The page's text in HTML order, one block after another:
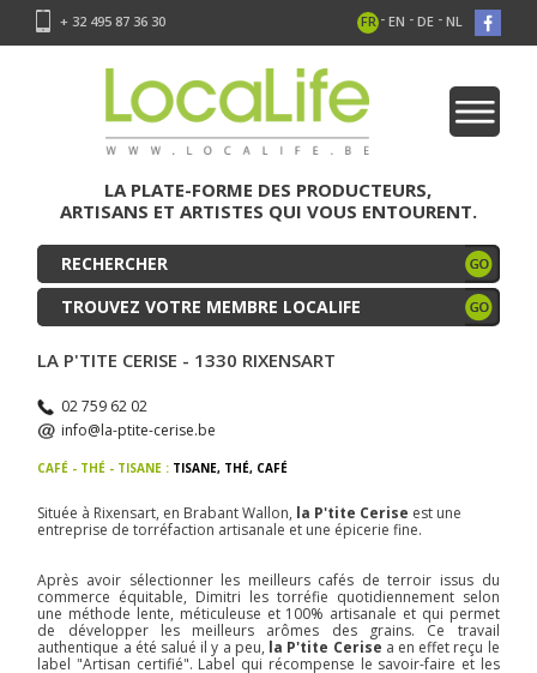
+ 32 495 87 36 30 FR - EN - DE - NL
LA PLATE-FORME DES PRODUCTEURS,
ARTISANS ET ARTISTES QUI VOUS ENTOURENT.
TROUVEZ VOTRE MEMBRE LOCALIFE
LA P'TITE CERISE - 1330 RIXENSART
02 759 62 02
info@la-ptite-cerise.be
CAFÉ - THÉ - TISANE : TISANE, THÉ, CAFÉ
Située à Rixensart, en Brabant Wallon, la P'tite Cerise est une
entreprise de torréfaction artisanale et une épicerie fine.
Après avoir sélectionner les meilleurs cafés de terroir issus du
commerce équitable, Dimitri les torréfie quotidiennement selon
une méthode lente, méticuleuse et 100% artisanale et qui permet
de développer les meilleurs arômes des grains. Ce travail
authentique a été salué il y a peu, la P'tite Cerise a en effet reçu le
label "Artisan certifié". Label qui récompense le savoir-faire et les